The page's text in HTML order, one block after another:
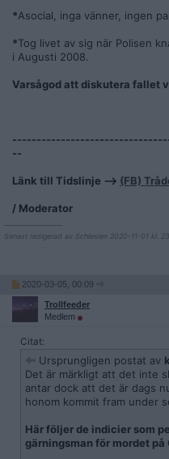
*Asocial, inga vänner, ingen
*Tog livet av sig när Polisen
i Augusti 2008.
Varsågod att diskutera fallet
--
Länk till Tidslinje --> (FB)
/ Moderator
Senast redigerad av Schlesien 2020-11-01 kl.
2020-03-05, 00:09
Trollfeeder
Medlem
Citat:
Ursprungligen postat av
Det är märkligt att det inte
antar dock att det är dags
honom kommit fram under
Här följer de indicier som
gärningsman för mordet på